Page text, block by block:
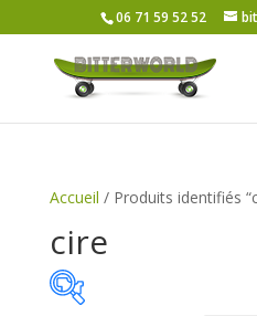
06 71 59 52 52
Accueil / Produits identifiés
cire